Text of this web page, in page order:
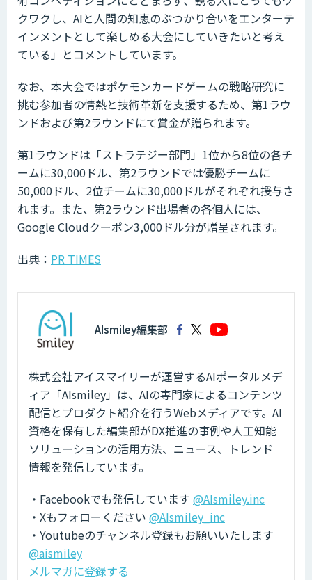
クワクし、AIと人間の知恵のぶつかり合いをエンターテ
インメントとして楽しめる大会にしていきたいと考え
ている」とコメントしています。
なお、本大会ではポケモンカードゲームの戦略研究に
挑む参加者の情熱と技術革新を支援するため、第1ラウ
ンドおよび第2ラウンドにて賞金が贈られます。
第1ラウンドは「ストラテジー部門」1位から8位の各チ
ームに30,000ドル、第2ラウンドでは優勝チームに
50,000ドル、2位チームに30,000ドルがそれぞれ授与さ
れます。また、第2ラウンド出場者の各個人には、
Google Cloudクーポン3,000ドル分が贈呈されます。
出典： PR TIMES
AIsmiley編集部
株式会社アイスマイリーが運営するAIポータルメデ
ィア「AIsmiley」は、AIの専門家によるコンテンツ
配信とプロダクト紹介を行うWebメディアです。AI
資格を保有した編集部がDX推進の事例や人工知能
ソリューションの活用方法、ニュース、トレンド
情報を発信しています。
・Facebookでも発信しています @AIsmiley.inc
・Xもフォローください @AIsmiley_inc
・Youtubeのチャンネル登録もお願いいたします
@aismiley
メルマガに登録する